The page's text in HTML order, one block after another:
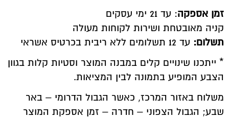
זמן אספקה: עד 21 ימי עסקים
קניה מאובטחת ושירות לקוחות מעולה
תשלום: עד 12 תשלומים ללא ריבית בכרטיס אשראי
* ייתכנו שינויים קלים במבנה המוצר וסטיות קלות בגוון
הצבע המופיע בתמונה לבין המציאות.
משלוח באזור המרכז, כאשר הגבול הדרומי – באר
שבע; הגבול הצפוני – חדרה – זמן אספקת המוצר